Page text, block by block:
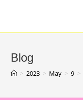
Blog
> 2023 > May > 9 >